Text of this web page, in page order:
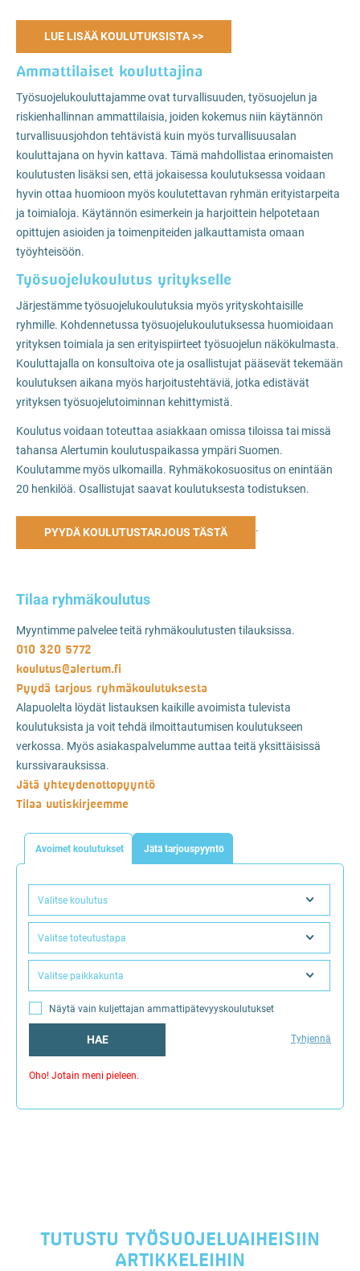
LUE LISÄÄ KOULUTUKSISTA >>
Ammattilaiset kouluttajina
Työsuojelukouluttajamme ovat turvallisuuden, työsuojelun ja
riskienhallinnan ammattilaisia, joiden kokemus niin käytännön
turvallisuusjohdon tehtävistä kuin myös turvallisuusalan
kouluttajana on hyvin kattava. Tämä mahdollistaa erinomaisten
koulutusten lisäksi sen, että jokaisessa koulutuksessa voidaan
hyvin ottaa huomioon myös koulutettavan ryhmän erityistarpeita
ja toimialoja. Käytännön esimerkein ja harjoittein helpotetaan
opittujen asioiden ja toimenpiteiden jalkauttamista omaan
työyhteisöön.
Työsuojelukoulutus yritykselle
Järjestämme työsuojelukoulutuksia myös yrityskohtaisille
ryhmille. Kohdennetussa työsuojelukoulutuksessa huomioidaan
yrityksen toimiala ja sen erityispiirteet työsuojelun näkökulmasta.
Kouluttajalla on konsultoiva ote ja osallistujat pääsevät tekemään
koulutuksen aikana myös harjoitustehtäviä, jotka edistävät
yrityksen työsuojelutoiminnan kehittymistä.
Koulutus voidaan toteuttaa asiakkaan omissa tiloissa tai missä
tahansa Alertumin koulutuspaikassa ympäri Suomen.
Koulutamme myös ulkomailla. Ryhmäkokosuositus on enintään
20 henkilöä. Osallistujat saavat koulutuksesta todistuksen.
PYYDÄ KOULUTUSTARJOUS TÄSTÄ .
Tilaa ryhmäkoulutus
Myyntimme palvelee teitä ryhmäkoulutusten tilauksissa.
010 320 5772
koulutus@alertum.fi
Pyydä tarjous ryhmäkoulutuksesta
Alapuolelta löydät listauksen kaikille avoimista tulevista
koulutuksista ja voit tehdä ilmoittautumisen koulutukseen
verkossa. Myös asiakaspalvelumme auttaa teitä yksittäisissä
kurssivarauksissa.
Jätä yhteydenottopyyntö
Tilaa uutiskirjeemme
Avoimet koulutukset Jätä tarjouspyyntö
Valitse koulutus
Valitse toteutustapa
Valitse paikkakunta
Näytä vain kuljettajan ammattipätevyyskoulutukset
HAE Tyhjennä
Oho! Jotain meni pieleen.
TUTUSTU TYÖSUOJELUAIHEISIIN
ARTIKKELEIHIN